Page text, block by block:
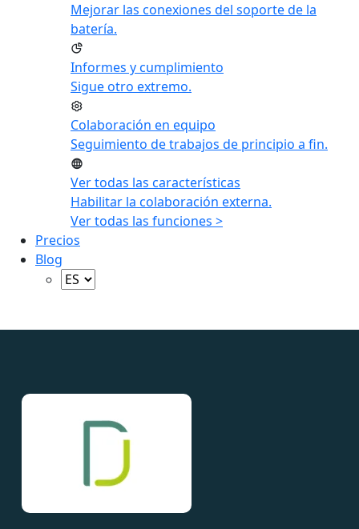
Mejorar las conexiones del soporte de la
batería.
Informes y cumplimiento
Sigue otro extremo.
Colaboración en equipo
Seguimiento de trabajos de principio a fin.
Ver todas las características
Habilitar la colaboración externa.
Ver todas las funciones >
Precios
Blog